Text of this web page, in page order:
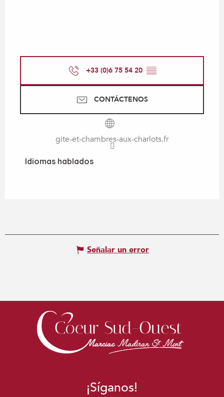
+33 (0)6 75 54 20 ▒▒
CONTÁCTENOS
gite-et-chambres-aux-charlots.fr
Idiomas hablados
Idiomas hablados
Señalar un error
¡Síganos!